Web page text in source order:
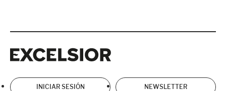
INICIAR SESIÓN NEWSLETTER